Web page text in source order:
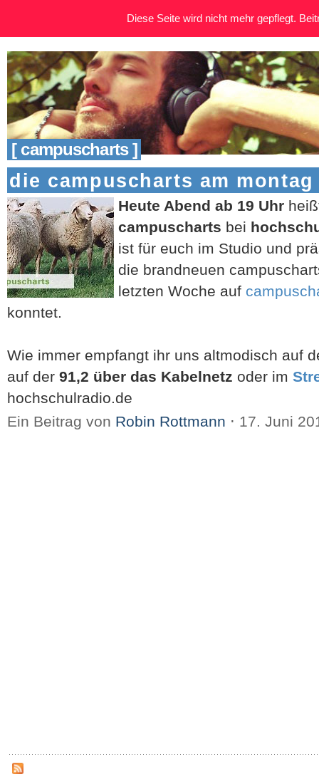
[ campuscharts ]
die campuscharts am
Heute Abend ab 19 Uhr
campuscharts bei
ist für euch im Studio und
die brandneuen
letzten Woche auf
konntet.
Wie immer empfangt ihr uns altmodisch auf
auf der 91,2 über das Kabelnetz oder im
hochschulradio.de
Ein Beitrag von Robin Rottmann ⋅ 17. Juni
Diese Seite wird nicht mehr gepflegt.